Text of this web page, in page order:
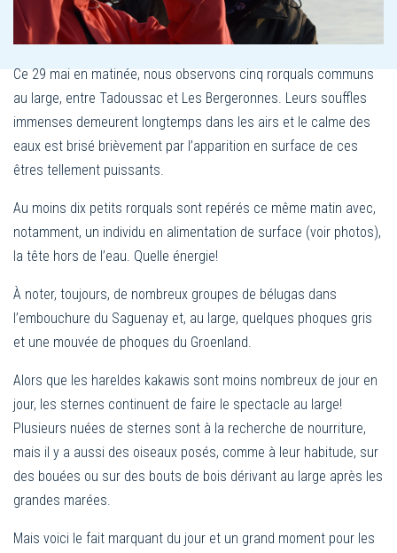
Ce 29 mai en matinée, nous observons cinq rorquals communs
au large, entre Tadoussac et Les Bergeronnes. Leurs souffles
immenses demeurent longtemps dans les airs et le calme des
eaux est brisé brièvement par l’apparition en surface de ces
êtres tellement puissants.
Au moins dix petits rorquals sont repérés ce même matin avec,
notamment, un individu en alimentation de surface (voir photos),
la tête hors de l’eau. Quelle énergie!
À noter, toujours, de nombreux groupes de bélugas dans
l’embouchure du Saguenay et, au large, quelques phoques gris
et une mouvée de phoques du Groenland.
Alors que les hareldes kakawis sont moins nombreux de jour en
jour, les sternes continuent de faire le spectacle au large!
Plusieurs nuées de sternes sont à la recherche de nourriture,
mais il y a aussi des oiseaux posés, comme à leur habitude, sur
des bouées ou sur des bouts de bois dérivant au large après les
grandes marées.
Mais voici le fait marquant du jour et un grand moment pour les